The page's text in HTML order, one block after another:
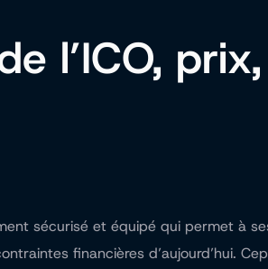
l’ICO,
sécurisé et équipé qui permet à
financières d’aujourd’hui.